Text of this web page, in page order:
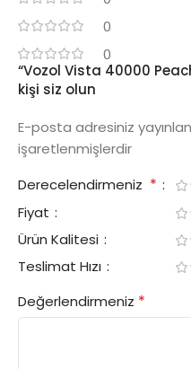
0
0
“Vozol Vista 40000
kişi siz olun
E-posta adresiniz
işaretlenmişlerdir
Derecelendirmeniz *
Fiyat
Ürün Kalitesi
Teslimat Hızı
Değerlendirmeniz *